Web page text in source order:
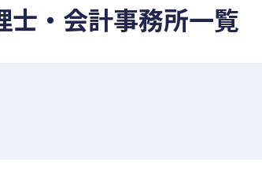
士・会計事務所一覧